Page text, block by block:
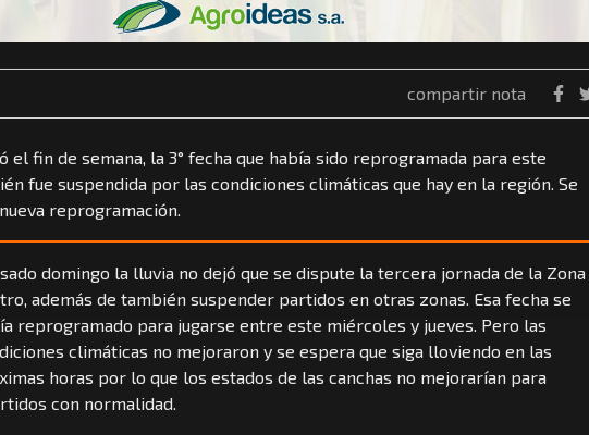
compartir nota
el fin de semana, la 3° fecha que había sido reprogramada para este
fue suspendida por las condiciones climáticas que hay en la región. Se
reprogramación.
domingo la lluvia no dejó que se dispute la tercera jornada de la Zona
además de también suspender partidos en otras zonas. Esa fecha se
reprogramado para jugarse entre este miércoles y jueves. Pero las
climáticas no mejoraron y se espera que siga lloviendo en las
horas por lo que los estados de las canchas no mejorarían para
con normalidad.